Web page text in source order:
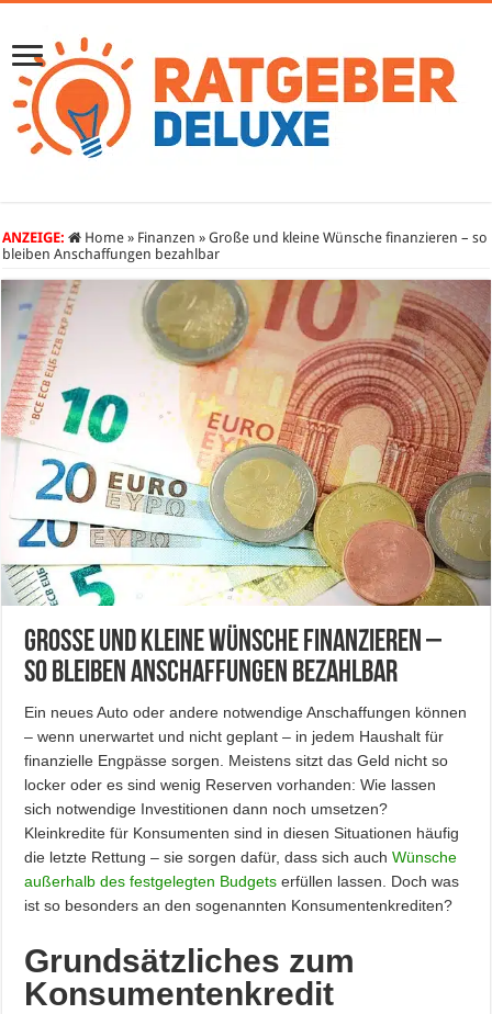
ANZEIGE: Home » Finanzen » Große und kleine Wünsche finanzieren – so
bleiben Anschaffungen bezahlbar
Große und kleine Wünsche finanzieren –
so bleiben Anschaffungen bezahlbar
Ein neues Auto oder andere notwendige Anschaffungen können
– wenn unerwartet und nicht geplant – in jedem Haushalt für
finanzielle Engpässe sorgen. Meistens sitzt das Geld nicht so
locker oder es sind wenig Reserven vorhanden: Wie lassen
sich notwendige Investitionen dann noch umsetzen?
Kleinkredite für Konsumenten sind in diesen Situationen häufig
die letzte Rettung – sie sorgen dafür, dass sich auchWünsche
außerhalb des festgelegten Budgets erfüllen lassen. Doch was
ist so besonders an den sogenannten Konsumentenkrediten?
Grundsätzliches zum
Konsumentenkredit